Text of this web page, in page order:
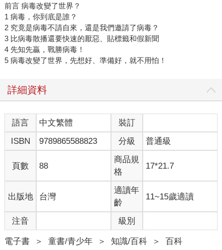
前言 病毒改變了世界？
1 病毒，你到底是誰？
2 究竟是病毒不請自來，還是我們邀請了病毒？
3 比病毒散播還要快速的厭惡、貼標籤和假新聞
4 先知先贏，戰勝病毒！
5 病毒改變了世界，先想好、準備好，就不用怕！
詳細資料
語言 中文繁體
裝訂
ISBN
9789865588823 分級 普通級
頁數 88
商品規
格
17*21.7
出版地 台灣
適讀年
齡
11~15歲適讀
注音 級別
電子書 ＞ 童書/青少年 ＞ 知識/百科 ＞ 百科